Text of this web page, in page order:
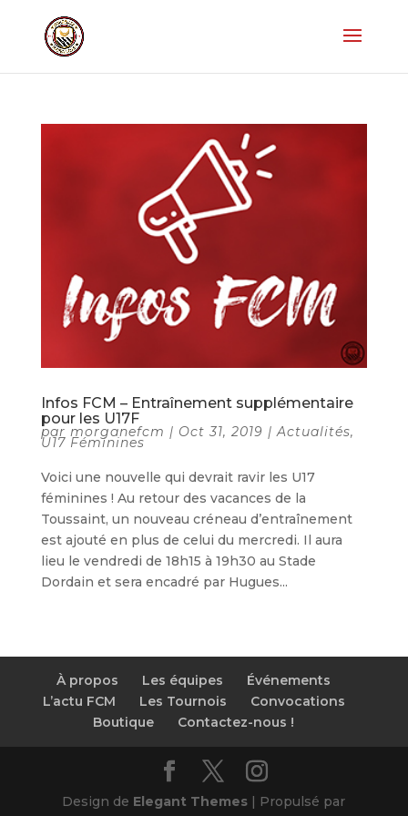
Infos FCM – Entraînement supplémentaire
pour les U17F
par morganefcm | Oct 31, 2019 | Actualités,
U17 Féminines
Voici une nouvelle qui devrait ravir les U17
féminines ! Au retour des vacances de la
Toussaint, un nouveau créneau d’entraînement
est ajouté en plus de celui du mercredi. Il aura
lieu le vendredi de 18h15 à 19h30 au Stade
Dordain et sera encadré par Hugues...
À propos Les équipes
Événements
L’actu FCM
Les Tournois
Convocations
Boutique
Contactez-nous !
Design de Elegant Themes | Propulsé par